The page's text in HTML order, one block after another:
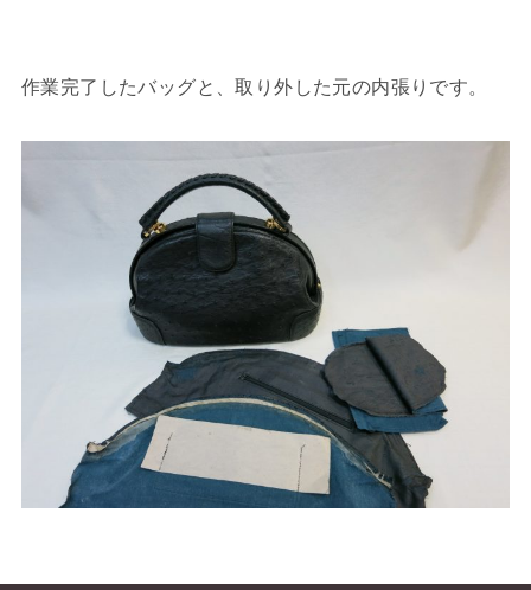
作業完了したバッグと、取り外した元の内張りです。